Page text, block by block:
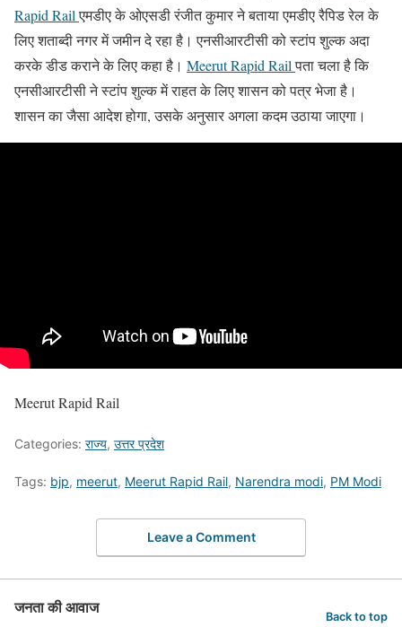
Rapid Railएमडीए के ओएसडी रंजीत कुमार ने बताया एमडीए रैपिड रेल के
लिए शताब्दी नगर में जमीन दे रहा है। एनसीआरटीसी को स्टांप शुल्क अदा
करके डीड कराने के लिए कहा है। Meerut Rapid Railपता चला है कि
एनसीआरटीसी ने स्टांप शुल्क में राहत के लिए शासन को पत्र भेजा है।
शासन का जैसा आदेश होगा, उसके अनुसार अगला कदम उठाया जाएगा।
Meerut Rapid Rail
Categories: राज्य, उत्तर प्रदेश
Tags: bjp, meerut, Meerut Rapid Rail, Narendra modi, PM Modi
Leave a Comment
जनता की आवाज Back to top